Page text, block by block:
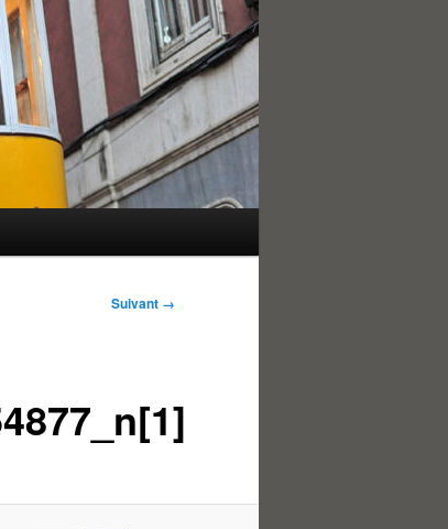
Suivant →